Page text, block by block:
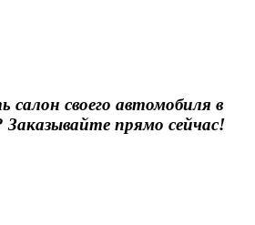
салон своего автомобиля в
Заказывайте прямо сейчас!